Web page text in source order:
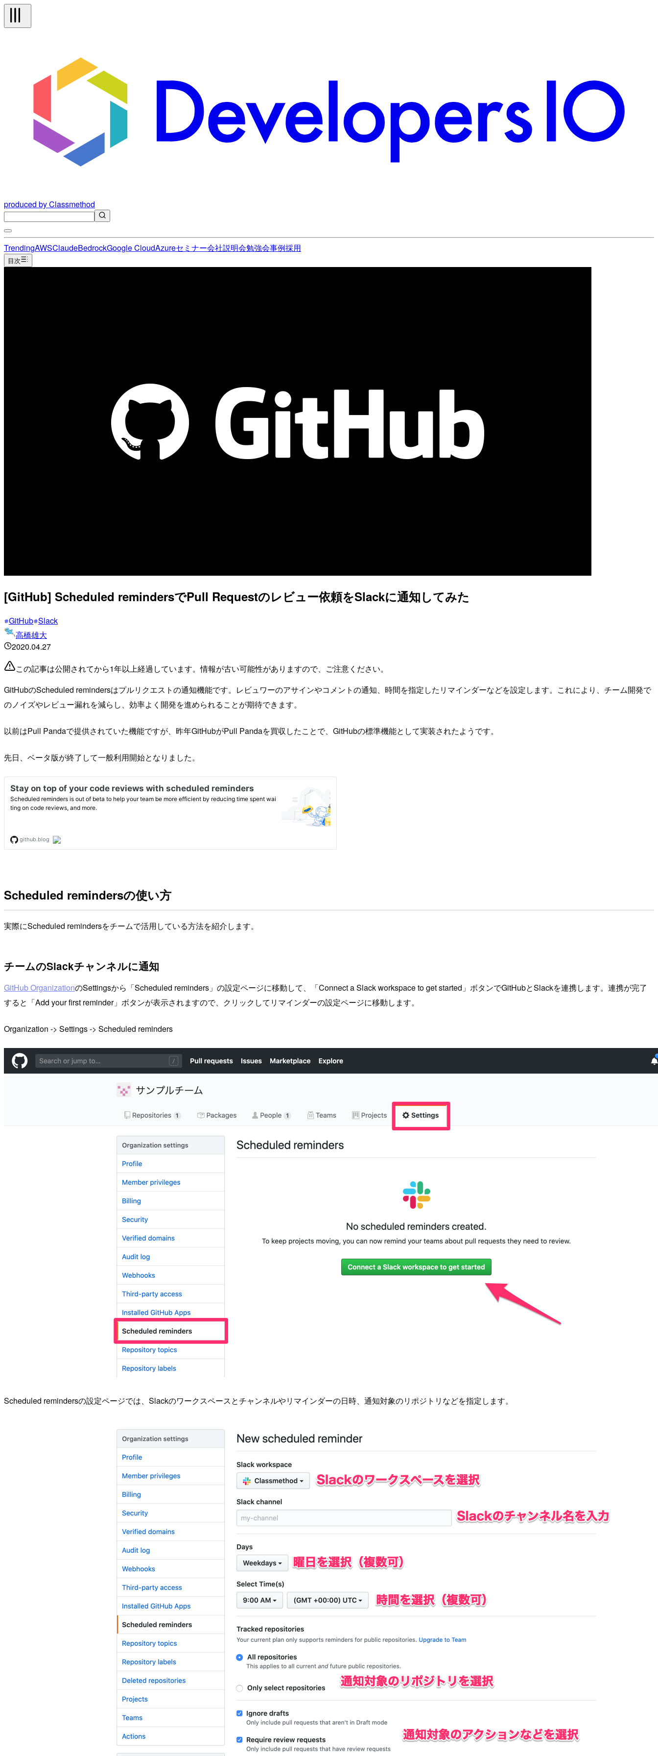
produced by Classmethod
TrendingAWSClaudeBedrockGoogle CloudAzureセミナー会社説明会勉強会事例採用
目次
[GitHub] Scheduled remindersでPull Requestのレビュー依頼をSlackに通知してみた
GitHub Slack
高橋雄大
2020.04.27
この記事は公開されてから1年以上経過しています。情報が古い可能性がありますので、ご注意ください。
GitHubのScheduled remindersはプルリクエストの通知機能です。レビュワーのアサインやコメントの通知、時間を指定したリマインダーなどを設定します。これにより、チーム開発で
のノイズやレビュー漏れを減らし、効率よく開発を進められることが期待できます。
以前はPull Pandaで提供されていた機能ですが、昨年GitHubがPull Pandaを買収したことで、GitHubの標準機能として実装されたようです。
先日、ベータ版が終了して一般利用開始となりました。
Scheduled remindersの使い方
実際にScheduled remindersをチームで活用している方法を紹介します。
チームのSlackチャンネルに通知
GitHub OrganizationのSettingsから「Scheduled reminders」の設定ページに移動して、「Connect a Slack workspace to get started」ボタンでGitHubとSlackを連携します。連携が完了
すると「Add your first reminder」ボタンが表示されますので、クリックしてリマインダーの設定ページに移動します。
Organization -> Settings -> Scheduled reminders
Scheduled remindersの設定ページでは、Slackのワークスペースとチャンネルやリマインダーの日時、通知対象のリポジトリなどを指定します。